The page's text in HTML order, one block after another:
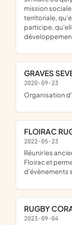
mission
territoriale,
participe,
GRAVES
2020-09-23
organisation
FLOIRAC
2022-05-23
réunir les anciens joueurs de rugby du club municipal de
Floirac et
d'évènements
RUGBY
2023-09-04